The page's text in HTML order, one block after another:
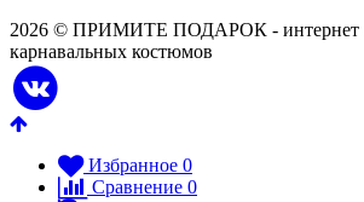
2026 © ПРИМИТЕ ПОДАРОК - интернет
карнавальных костюмов
Избранное 0
Сравнение 0